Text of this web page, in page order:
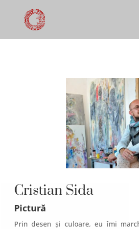
Cristian Sida
Pictură
Prin desen și culoare, eu îmi